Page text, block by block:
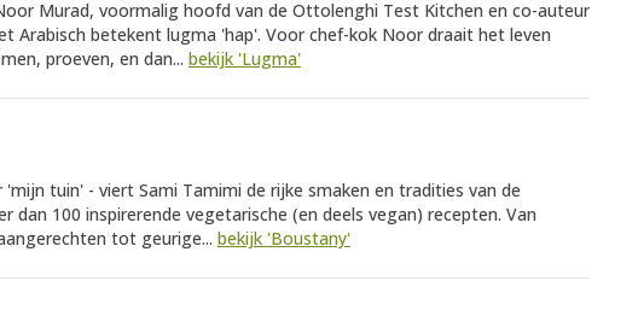
Murad, voormalig hoofd van de Ottolenghi Test Kitchen en co-auteur
Arabisch betekent lugma 'hap'. Voor chef-kok Noor draait het leven
proeven, en dan... bekijk 'Lugma'
tuin' - viert Sami Tamimi de rijke smaken en tradities van de
dan 100 inspirerende vegetarische (en deels vegan) recepten. Van
tot geurige... bekijk 'Boustany'